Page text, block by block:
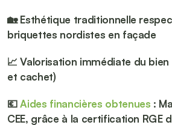
🏡 Esthétique traditionnelle
briquettes nordistes en façade
📈 Valorisation immédiate du bien
et cachet)
💶 Aides financières obtenues :
CEE, grâce à la certification RGE